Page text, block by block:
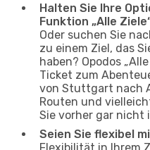
Halten Sie Ihre
Funktion „Alle
Oder suchen Sie
zu einem Ziel, das
haben? Opodos
Ticket zum
von Stuttgart nach
Routen und
Sie vorher gar nicht
Seien Sie flexibel